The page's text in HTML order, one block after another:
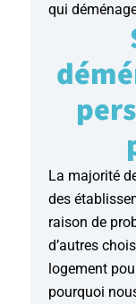
qui
La majorité
des
raison de
d’autres
logement
pourquoi